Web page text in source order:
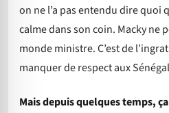
on ne l’a pas entendu dire quoi
calme dans son coin. Macky ne
monde ministre. C’est de
manquer de respect aux
Mais depuis quelques temps,